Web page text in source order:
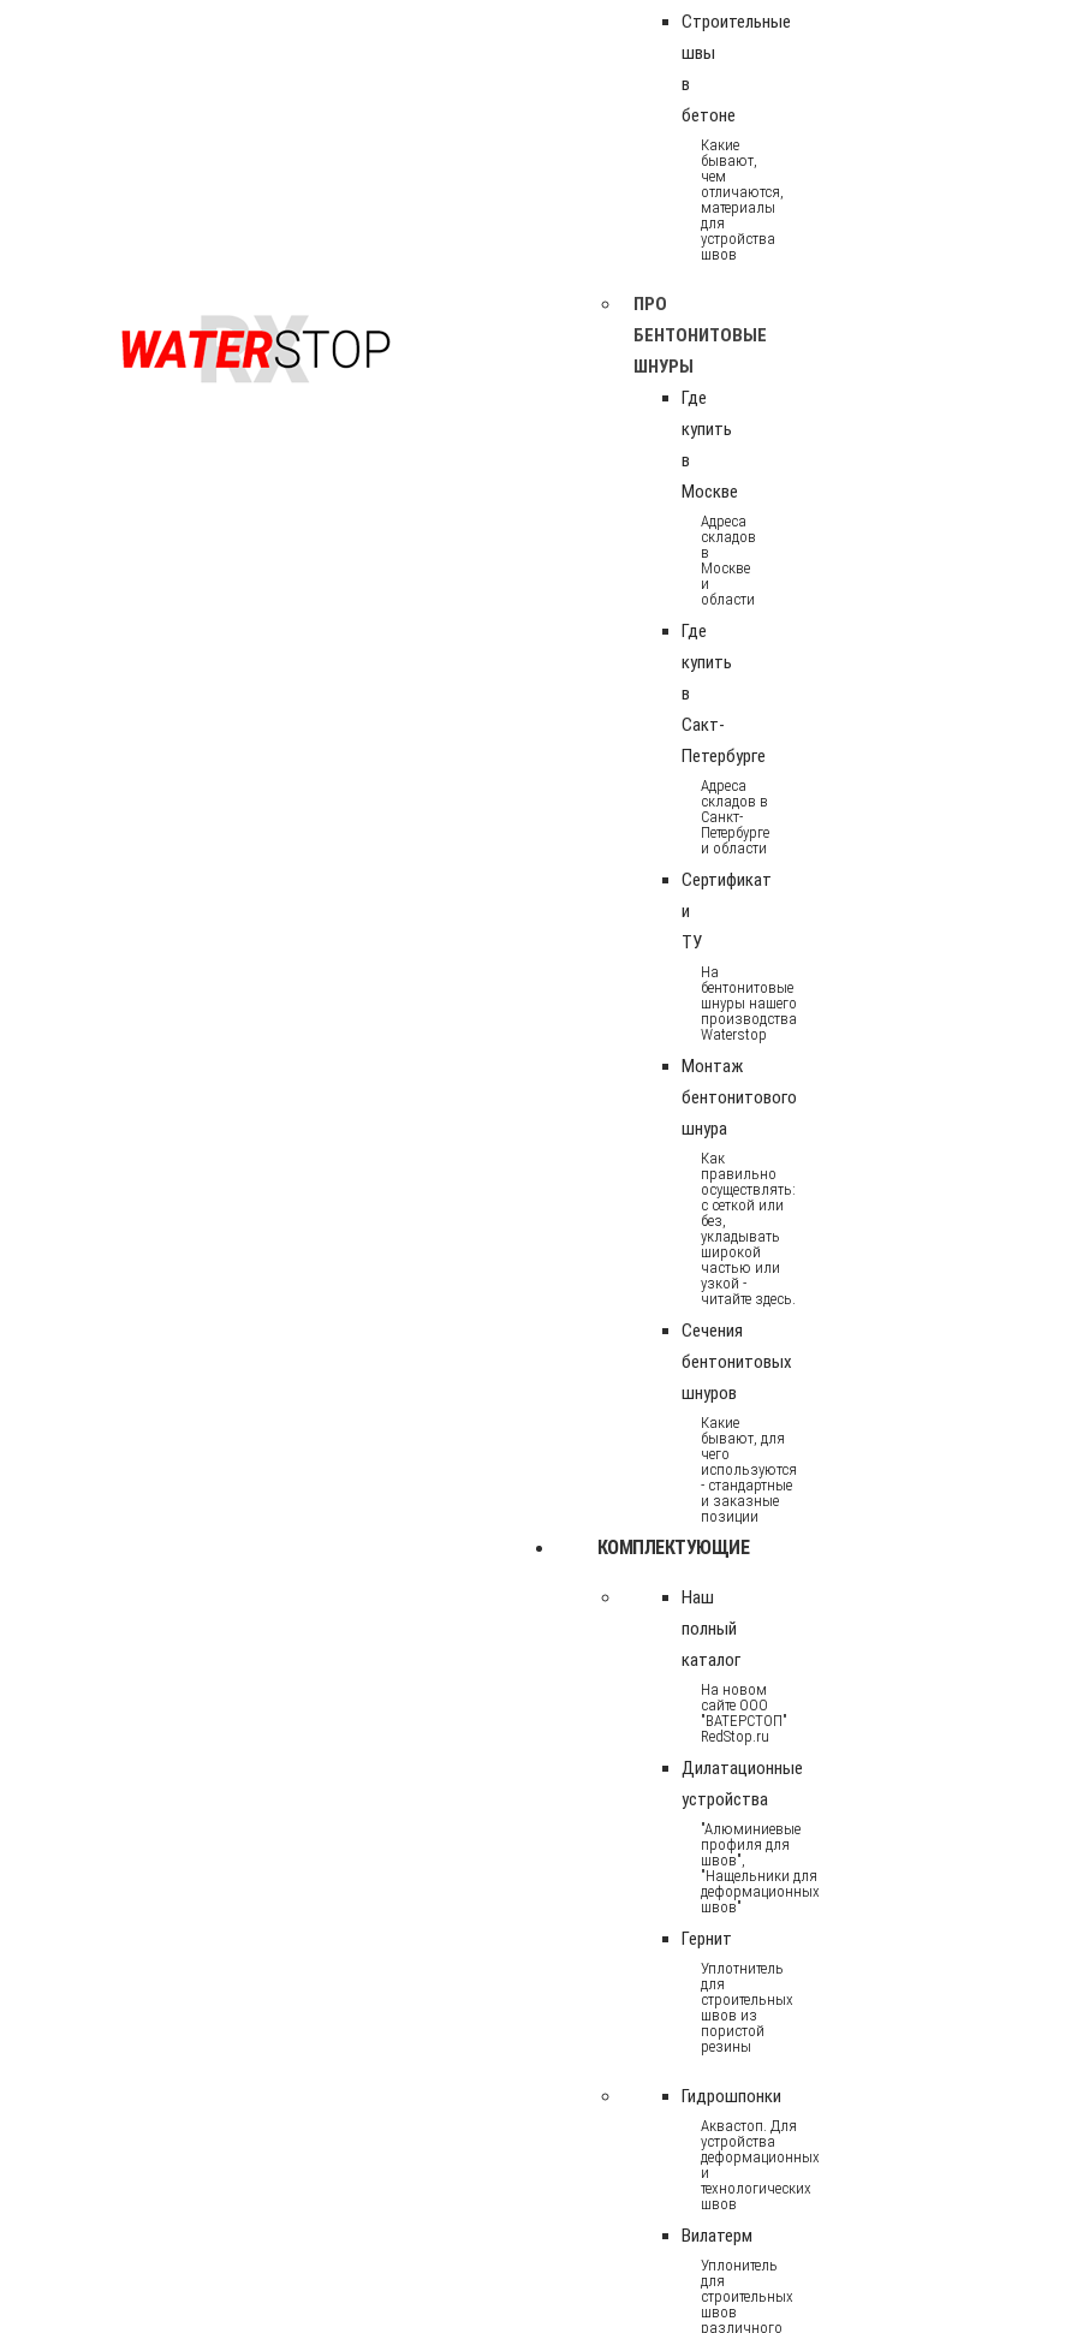
Строительные
швы
в
бетоне
Какие
бывают,
чем
отличаются,
материалы
для
устройства
швов
ПРО
БЕНТОНИТОВЫЕ
ШНУРЫ
Где
купить
в
Москве
Адреса
складов
в
Москве
и
области
Где
купить
в
Сакт-
Петербурге
Адреса
складов в
Санкт-
Петербурге
и области
Сертификат
и
ТУ
На
бентонитовые
шнуры нашего
производства
Waterstop
Монтаж
бентонитового
шнура
Как
правильно
осуществлять:
с сеткой или
без,
укладывать
широкой
частью или
узкой -
читайте здесь.
Сечения
бентонитовых
шнуров
Какие
бывают, для
чего
используются
- стандартные
и заказные
позиции
КОМПЛЕКТУЮЩИЕ
Наш
полный
каталог
На новом
сайте ООО
"ВАТЕРСТОП"
RedStop.ru
Дилатационные
устройства
"Алюминиевые
профиля для
швов",
"Нащельники для
деформационных
швов"
Гернит
Уплотнитель
для
строительных
швов из
пористой
резины
Гидрошпонки
Аквастоп. Для
устройства
деформационных
и
технологических
швов
Вилатерм
Уплонитель
для
строительных
швов
различного